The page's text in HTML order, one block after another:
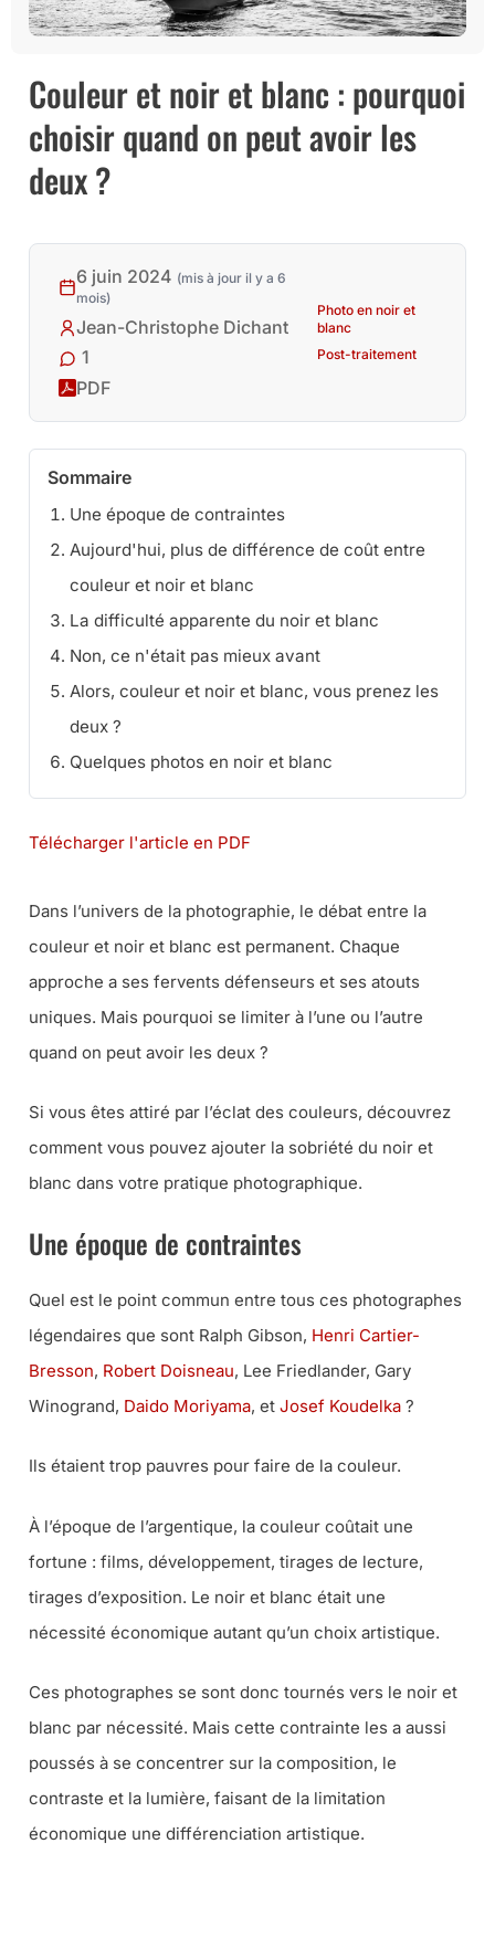
Couleur et noir et blanc : pourquoi
choisir quand on peut avoir les
deux ?
6 juin 2024 (mis à jour il y a 6
mois)
Jean-Christophe Dichant
1
PDF
Photo en noir et
blanc
Post-traitement
Sommaire
Une époque de contraintes
Aujourd'hui, plus de différence de coût entre
couleur et noir et blanc
La difficulté apparente du noir et blanc
Non, ce n'était pas mieux avant
Alors, couleur et noir et blanc, vous prenez les
deux ?
Quelques photos en noir et blanc
Télécharger l'article en PDF
Dans l’univers de la photographie, le débat entre la
couleur et noir et blanc est permanent. Chaque
approche a ses fervents défenseurs et ses atouts
uniques. Mais pourquoi se limiter à l’une ou l’autre
quand on peut avoir les deux ?
Si vous êtes attiré par l’éclat des couleurs, découvrez
comment vous pouvez ajouter la sobriété du noir et
blanc dans votre pratique photographique.
Une époque de contraintes
Quel est le point commun entre tous ces photographes
légendaires que sont Ralph Gibson, Henri Cartier-
Bresson, Robert Doisneau, Lee Friedlander, Gary
Winogrand, Daido Moriyama, et Josef Koudelka ?
Ils étaient trop pauvres pour faire de la couleur.
À l’époque de l’argentique, la couleur coûtait une
fortune : films, développement, tirages de lecture,
tirages d’exposition. Le noir et blanc était une
nécessité économique autant qu’un choix artistique.
Ces photographes se sont donc tournés vers le noir et
blanc par nécessité. Mais cette contrainte les a aussi
poussés à se concentrer sur la composition, le
contraste et la lumière, faisant de la limitation
économique une différenciation artistique.